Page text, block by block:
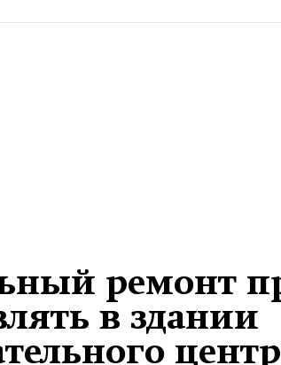
ремонт
в здании